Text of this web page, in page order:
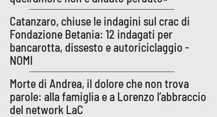
Crotone
Vibo Valentia
Reggio Calabria
Cosenza
Catanzaro, chiuse le indagini sul crac di
Fondazione Betania: 12 indagati per
bancarotta, dissesto e autoriciclaggio -
NOMI
Morte di Andrea, il dolore che non trova
parole: alla famiglia e a Lorenzo l’abbraccio
del network LaC